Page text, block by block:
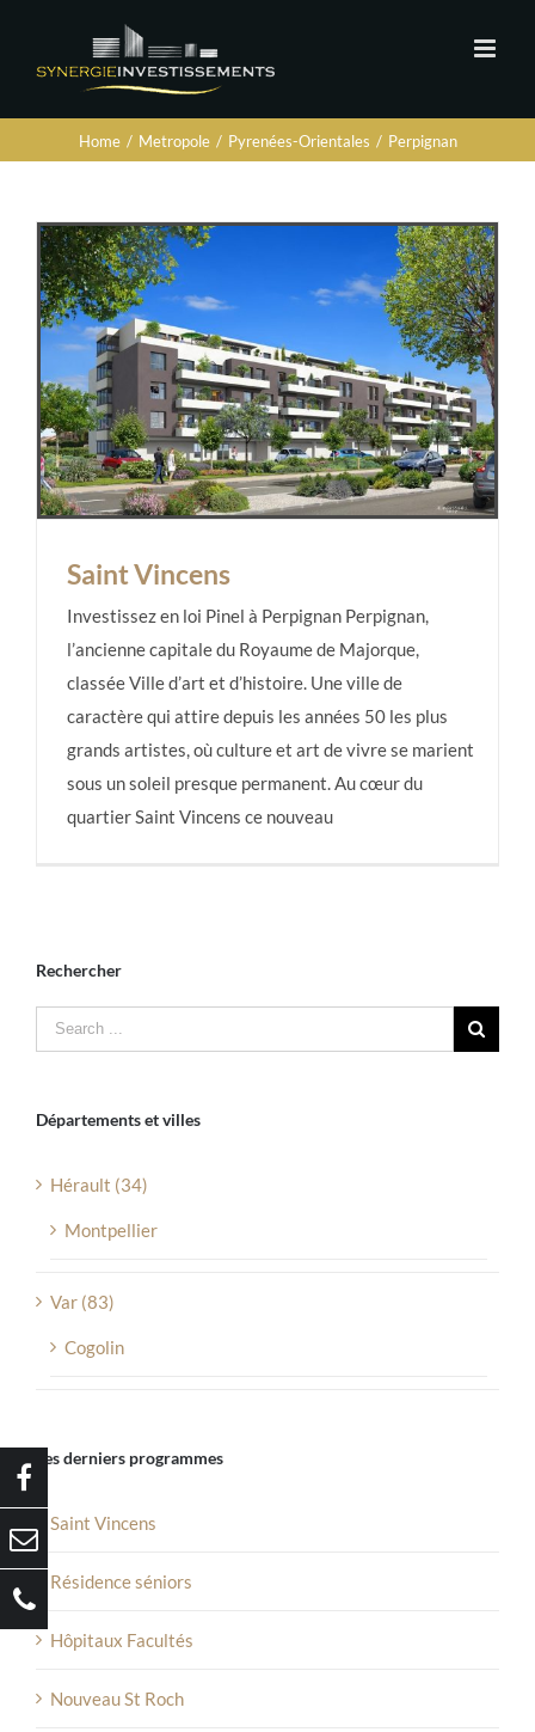
Home / Metropole / Pyrenées-Orientales / Perpignan
Saint Vincens
Saint Vincens
Investissez en loi Pinel à Perpignan Perpignan,
l’ancienne capitale du Royaume de Majorque,
classée Ville d’art et d’histoire. Une ville de
caractère qui attire depuis les années 50 les plus
grands artistes, où culture et art de vivre se marient
sous un soleil presque permanent. Au cœur du
quartier Saint Vincens ce nouveau
Rechercher
Départements et villes
Hérault (34)
Montpellier
Var (83)
Cogolin
Les derniers programmes
Saint Vincens
Résidence séniors
Hôpitaux Facultés
Nouveau St Roch